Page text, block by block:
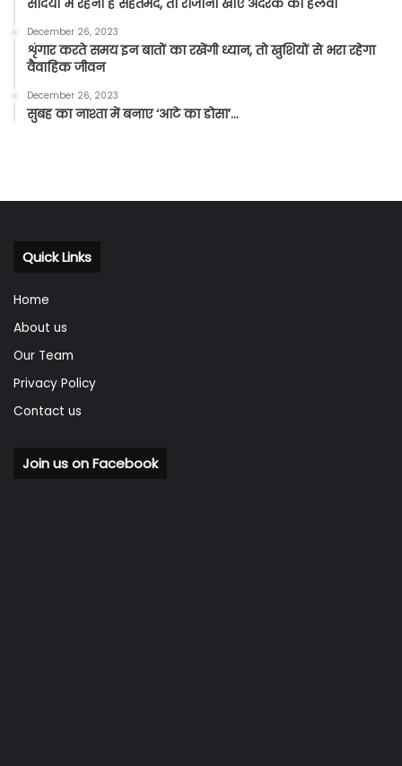
December 26, 2023
शृंगार करते समय इन बातों का रखेंगी ध्यान, तो खुशियों से भरा रहेगा
वैवाहिक जीवन
December 26, 2023
सुबह का नाश्ता में बनाए ‘आटे का डोसा’…
Quick Links
Home
About us
Our Team
Privacy Policy
Contact us
Join us on Facebook